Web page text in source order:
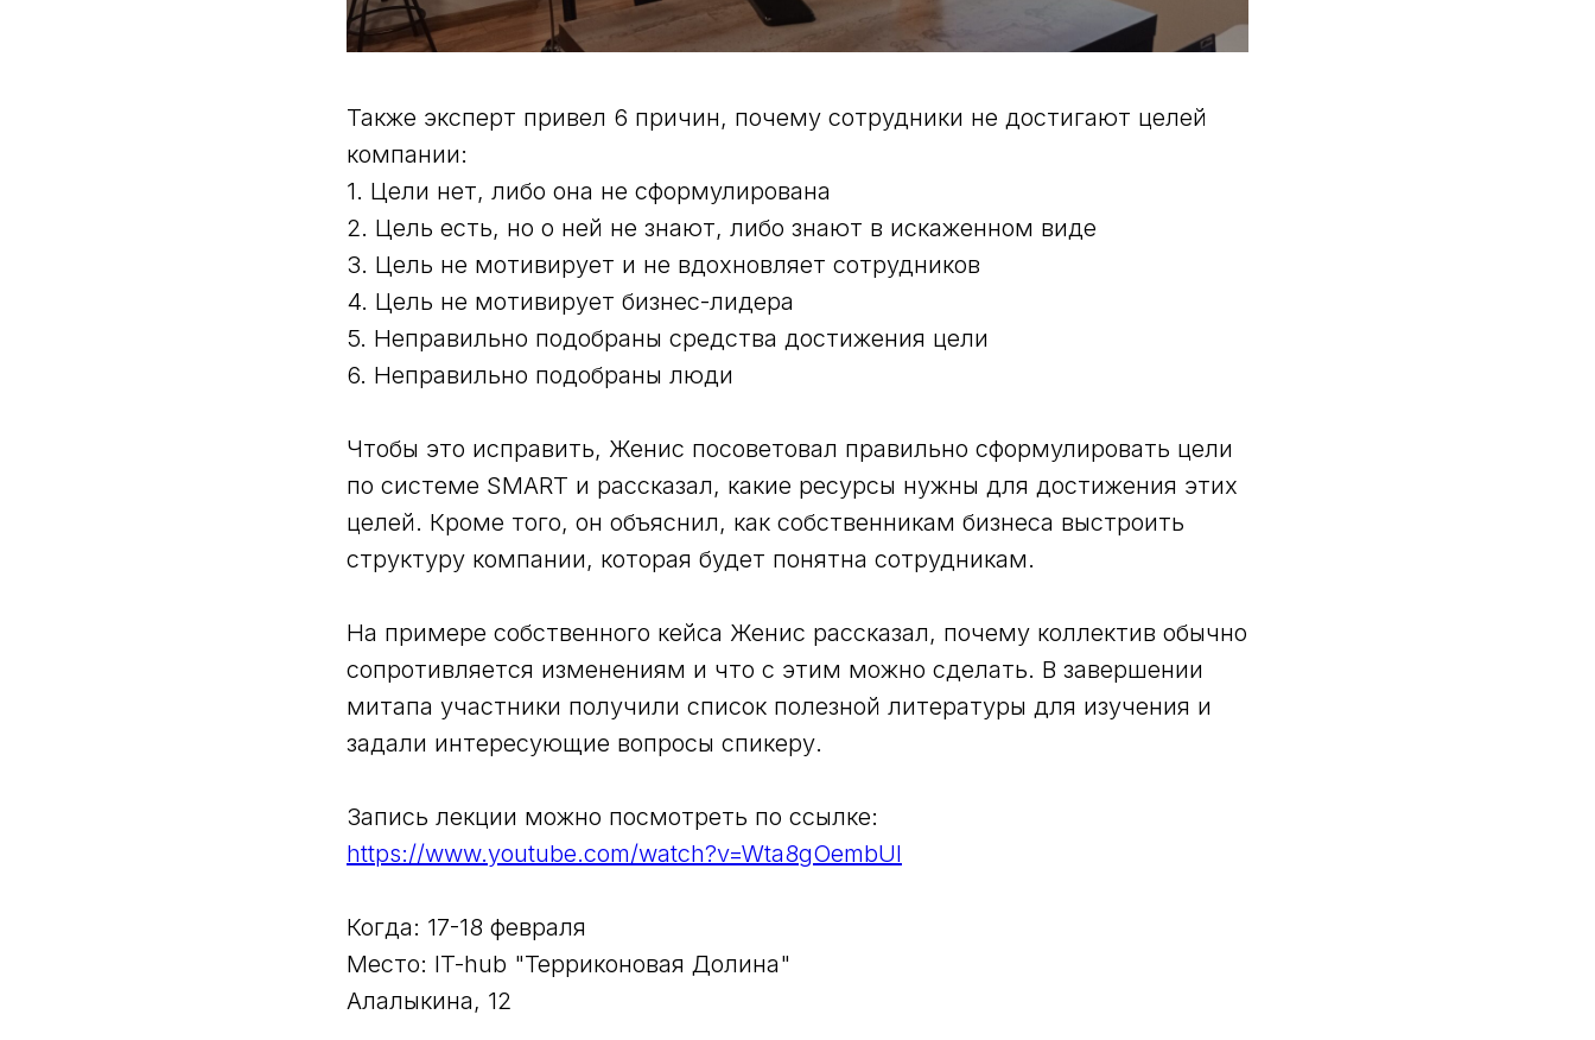
Также эксперт привел 6 причин, почему сотрудники не достигают целей
компании:
1. Цели нет, либо она не сформулирована
2. Цель есть, но о ней не знают, либо знают в искаженном виде
3. Цель не мотивирует и не вдохновляет сотрудников
4. Цель не мотивирует бизнес-лидера
5. Неправильно подобраны средства достижения цели
6. Неправильно подобраны люди
Чтобы это исправить, Женис посоветовал правильно сформулировать цели
по системе SMART и рассказал, какие ресурсы нужны для достижения этих
целей. Кроме того, он объяснил, как собственникам бизнеса выстроить
структуру компании, которая будет понятна сотрудникам.
На примере собственного кейса Женис рассказал, почему коллектив обычно
сопротивляется изменениям и что с этим можно сделать. В завершении
митапа участники получили список полезной литературы для изучения и
задали интересующие вопросы спикеру.
Запись лекции можно посмотреть по ссылке:
https://www.youtube.com/watch?v=Wta8gOembUI
Когда: 17-18 февраля
Место: IT-hub "Терриконовая Долина"
Алалыкина, 12